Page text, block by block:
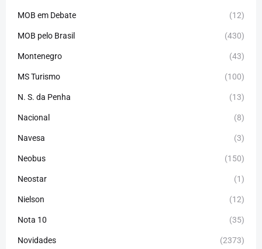
MOB em Debate (12)
MOB pelo Brasil (430)
Montenegro (43)
MS Turismo (100)
N. S. da Penha (13)
Nacional (8)
Navesa (3)
Neobus (150)
Neostar (1)
Nielson (12)
Nota 10 (35)
Novidades (2373)